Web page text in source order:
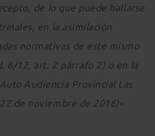
de lo que puede hallarse
en la asimilación
normativas de este mismo
6/12, art. 2 párrafo 2) o en la
Audiencia Provincial Las
de noviembre de 2016)»